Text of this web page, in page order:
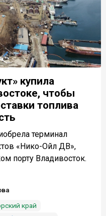
купила
чтобы
топлива
терминал
«Нико-Ойл ДВ»,
порту Владивосток.
край